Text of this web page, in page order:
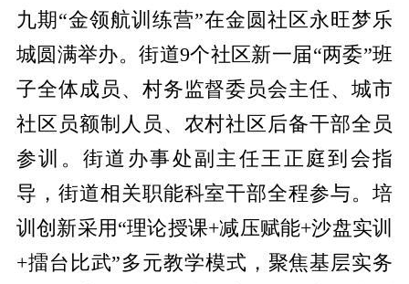
九期“金领航训练营”在金圆社区永旺梦乐
城圆满举办。街道9个社区新一届“两委”班
子全体成员、村务监督委员会主任、城市
社区员额制人员、农村社区后备干部全员
参训。街道办事处副主任王正庭到会指
导，街道相关职能科室干部全程参与。培
训创新采用“理论授课+减压赋能+沙盘实训
+擂台比武”多元教学模式，聚焦基层实务